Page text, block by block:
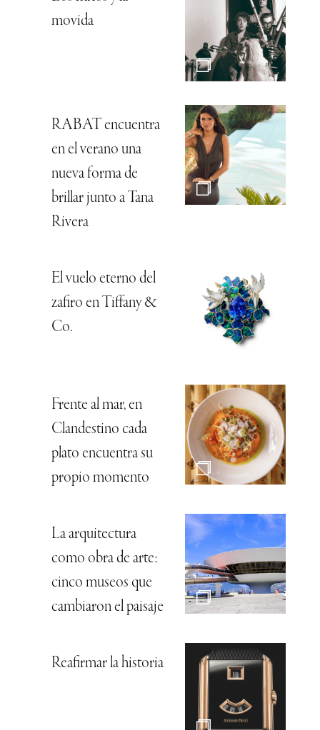
movida
RABAT encuentra
en el verano una
nueva forma de
brillar junto a Tana
Rivera
El vuelo eterno del
zafiro en Tiffany &
Co.
Frente al mar, en
Clandestino cada
plato encuentra su
propio momento
La arquitectura
como obra de arte:
cinco museos que
cambiaron el paisaje
Reafirmar la historia